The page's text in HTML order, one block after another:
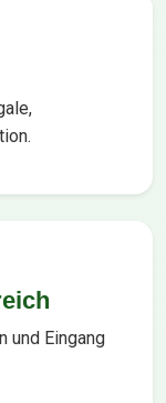
und Eingang